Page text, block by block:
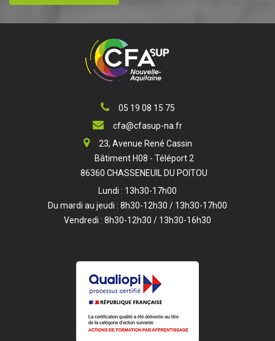
05 19 08 15 75
cfa@cfasup-na.fr
23, Avenue René Cassin
Bâtiment H08 - Téléport 2
86360 CHASSENEUIL DU POITOU
Lundi : 13h30-17h00
Du mardi au jeudi : 8h30-12h30 / 13h30-17h00
Vendredi : 8h30-12h30 / 13h30-16h30